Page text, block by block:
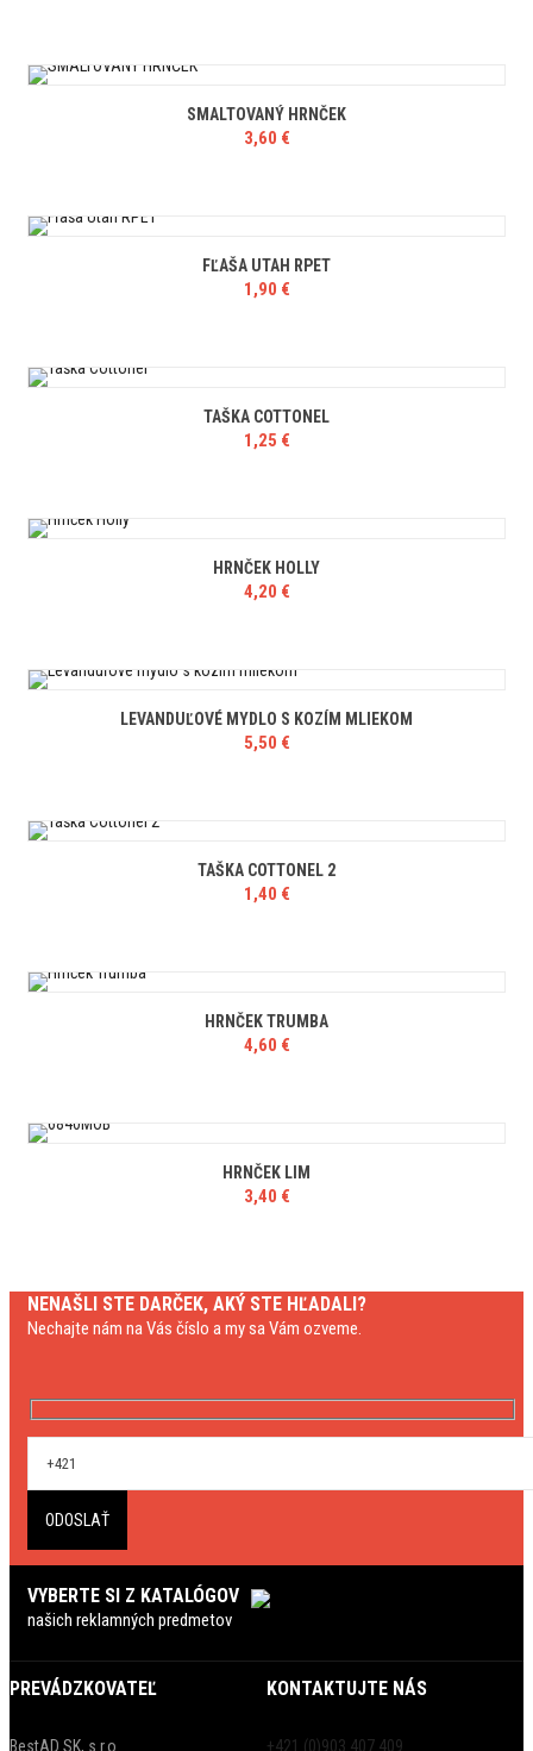
SMALTOVANÝ HRNČEK
3,60 €
FĽAŠA UTAH RPET
1,90 €
TAŠKA COTTONEL
1,25 €
HRNČEK HOLLY
4,20 €
LEVANDUĽOVÉ MYDLO S KOZÍM MLIEKOM
5,50 €
TAŠKA COTTONEL 2
1,40 €
HRNČEK TRUMBA
4,60 €
HRNČEK LIM
3,40 €
NENAŠLI STE DARČEK, AKÝ STE HĽADALI?
Nechajte nám na Vás číslo a my sa Vám ozveme.
VYBERTE SI Z KATALÓGOV
našich reklamných predmetov
PREVÁDZKOVATEĽ
BestAD SK, s.r.o.
KONTAKTUJTE NÁS
+421 (0)903 407 409